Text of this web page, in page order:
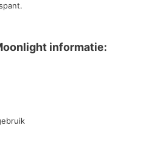
informatie: